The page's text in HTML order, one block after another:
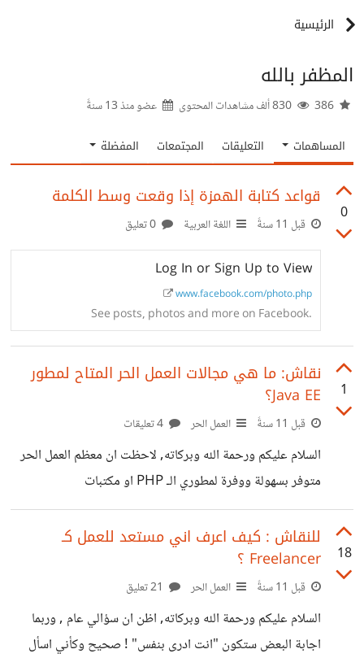
الرئيسية
المظفر بالله
عضو منذ13 سنةً
المساهمات التعليقات المجتمعات المفضلة
0
قواعد كتابة الهمزة إذا وقعت وسط الكلمة
قبل 11 سنةً اللغة العربية
Log In or Sign Up to View
www.facebook.com/photo.php
See posts, photos and more on Facebook.
1
نقاش: ما هي مجالات العمل الحر المتاح لمطور
Java EE؟
قبل 11 سنةً العمل الحر
السلام عليكم ورحمة الله وبركاته, لاحظت ان معظم العمل الحر
متوفر بسهولة ووفرة لمطوري الـ PHP او مكتبات
الجافاسكريبت, ووجدت مجالات اخرى كثيرة مشبعة لكن متوفرة
والمطور في هذه المجالات من السهل ان يجد عمل حر. قد بحثت
بعض الشيء في مواقع العمل الحر ومنها منصات حسوب, وحتى
قرأت بعض المقالات مثلاً :
http://blog.asnadstore.com/the-most-wanted-
digital-products-on-the-web/ ووجدت ان الجافا غائب
18
للنقاش : كيف اعرف اني مستعد للعمل كـ
Freelancer ؟
قبل 11 سنةً العمل الحر
السلام عليكم ورحمة الله وبركاته, اظن ان سؤالي عام , وربما
اجابة البعض ستكون "انت ادرى بنفس" ! صحيح وكأني اسأل